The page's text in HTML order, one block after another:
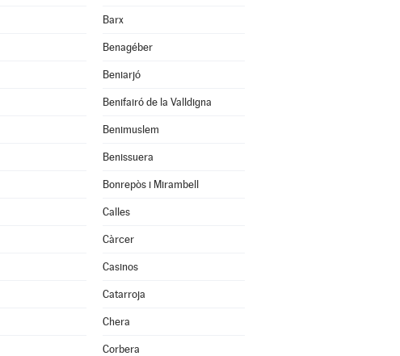
Barx
Benagéber
Beniarjó
Benifairó de la Valldigna
Benimuslem
Benissuera
Bonrepòs i Mirambell
Calles
Càrcer
Casinos
Catarroja
Chera
Corbera